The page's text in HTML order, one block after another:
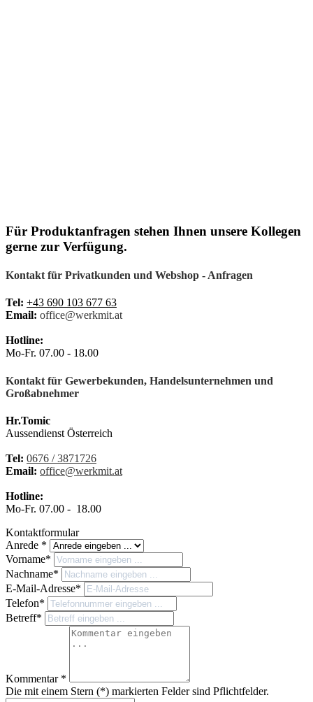
Für Produktanfragen stehen Ihnen unsere Kollegen
gerne zur Verfügung.
Kontakt für Privatkunden und Webshop - Anfragen
Tel: +43 690 103 677 63
Email: office@werkmit.at
Hotline:
Mo-Fr. 07.00 - 18.00
Kontakt für Gewerbekunden, Handelsunternehmen und
Großabnehmer
Hr.Tomic
Aussendienst Österreich
Tel: 0676 / 3871726
Email: office@werkmit.at
Hotline:
Mo-Fr. 07.00 - 18.00
Kontaktformular
Anrede *
Vorname*
Nachname*
E-Mail-Adresse*
Telefon*
Betreff*
Kommentar *
Die mit einem Stern (*) markierten Felder sind Pflichtfelder.